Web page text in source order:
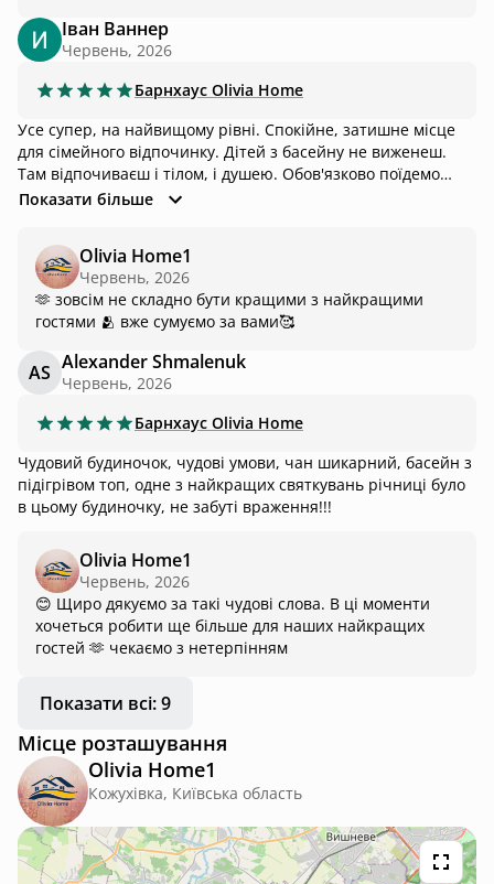
Іван Ваннер
Червень, 2026
Барнхаус Olivia Home
Усе супер, на найвищому рівні. Спокійне, затишне місце
для сімейного відпочинку. Дітей з басейну не виженеш.
Там відпочиваєш і тілом, і душею. Обов'язково поїдемо
туди знову. Приїжджайте відпочивати - не пошкодуєте.
Показати більше
Olivia Home1
Червень, 2026
🫶 зовсім не складно бути кращими з найкращими
гостями 🫂 вже сумуємо за вами🥰
AS Alexander Shmalenuk
Червень, 2026
Барнхаус Olivia Home
Чудовий будиночок, чудові умови, чан шикарний, басейн з
підігрівом топ, одне з найкращих святкувань річниці було
в цьому будиночку, не забуті враження!!!
Olivia Home1
Червень, 2026
😊 Щиро дякуємо за такі чудові слова. В ці моменти
хочеться робити ще більше для наших найкращих
гостей 🫶 чекаємо з нетерпінням
Показати всі: 9
Місце розташування
Olivia Home1
Кожухівка, Київська область